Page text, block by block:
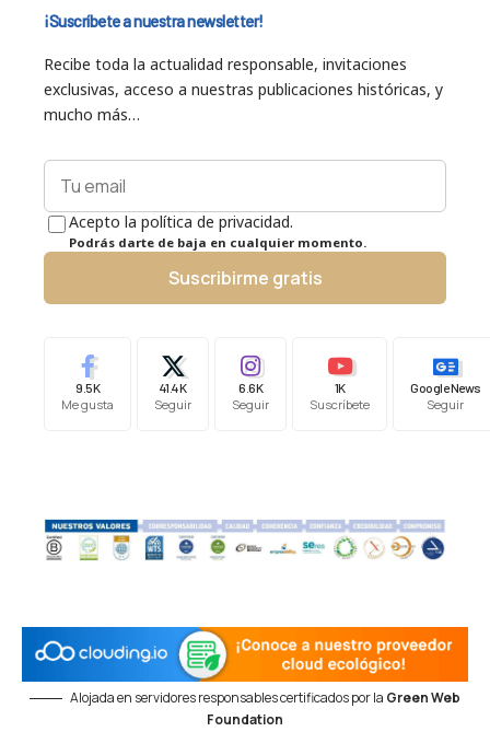
¡Suscríbete a nuestra newsletter!
Recibe toda la actualidad responsable, invitaciones
exclusivas, acceso a nuestras publicaciones históricas, y
mucho más…
Acepto la política de privacidad.
Podrás darte de baja en cualquier momento.
Suscribirme gratis
9.5K
Me gusta
41.4K
Seguir
6.6K
Seguir
1K
Suscríbete
Google News
Seguir
Alojada en servidores responsables certificados por la Green Web
Foundation